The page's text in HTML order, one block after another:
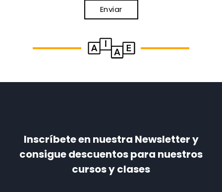
Enviar
Inscríbete en nuestra Newsletter y
consigue descuentos para nuestros
cursos y clases